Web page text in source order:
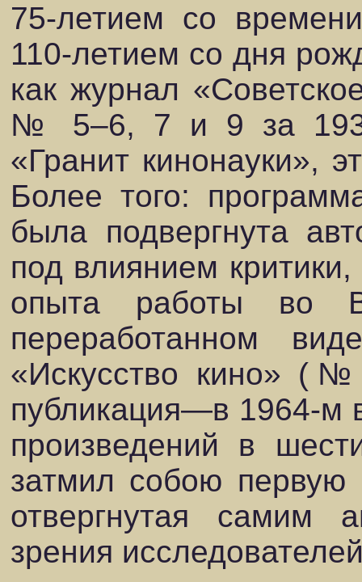
75-летием со
110-летием со дня
как журнал
№ 5–6, 7 и 9 за
«Гранит кинонауки»,
Более того:
была подвергнута
под влиянием
опыта работы во
переработанном
«Искусство кино»
публикация—в 1964-м
произведений в
затмил собою первую
отвергнутая самим
зрения